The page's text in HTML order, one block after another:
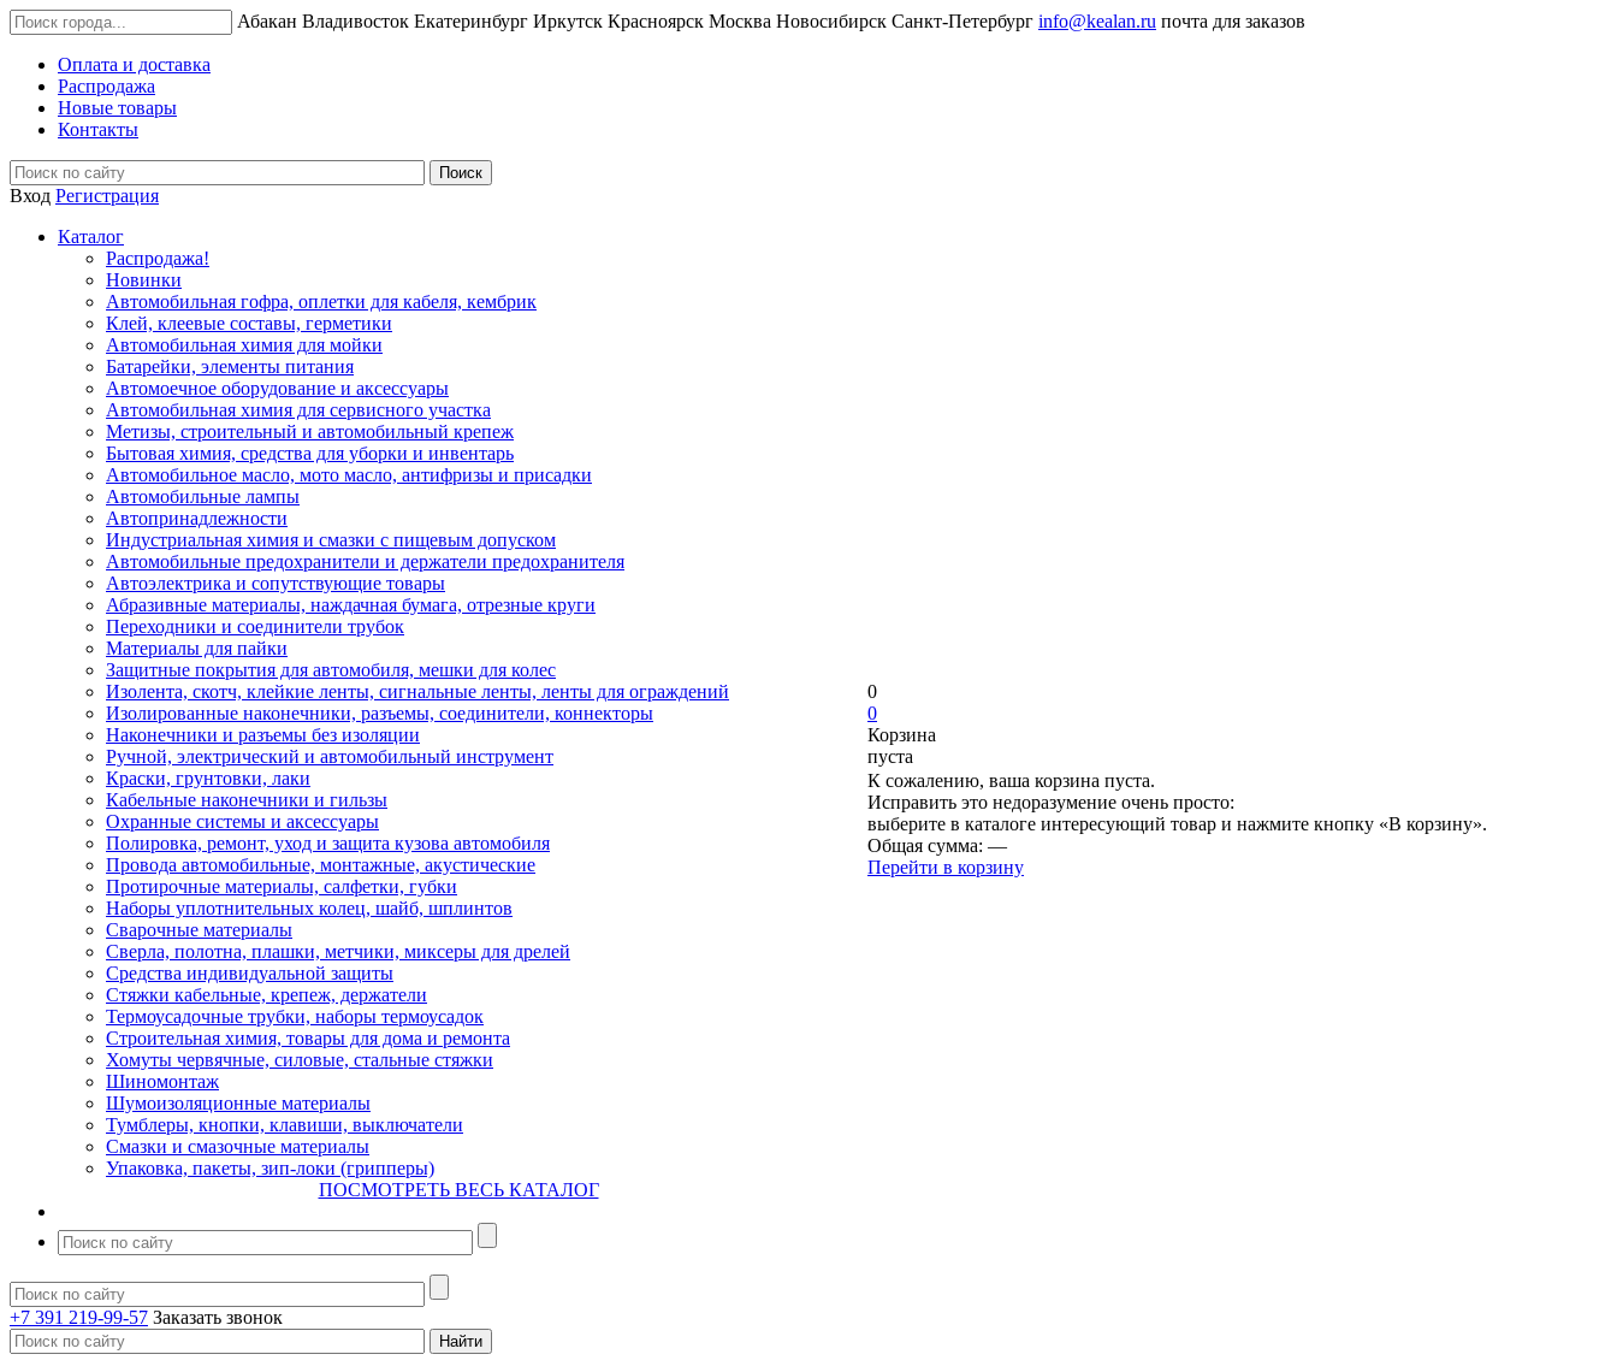
Абакан Владивосток Екатеринбург Иркутск Красноярск Москва Новосибирск Санкт-Петербург info@kealan.ru почта для заказов
Оплата и доставка
Распродажа
Новые товары
Контакты
Вход Регистрация
Каталог
Распродажа!
Новинки
Автомобильная гофра, оплетки для кабеля, кембрик
Клей, клеевые составы, герметики
Автомобильная химия для мойки
Батарейки, элементы питания
Автомоечное оборудование и аксессуары
Автомобильная химия для сервисного участка
Метизы, строительный и автомобильный крепеж
Бытовая химия, средства для уборки и инвентарь
Автомобильное масло, мото масло, антифризы и присадки
Автомобильные лампы
Автопринадлежности
Индустриальная химия и смазки с пищевым допуском
Автомобильные предохранители и держатели предохранителя
Автоэлектрика и сопутствующие товары
Абразивные материалы, наждачная бумага, отрезные круги
Переходники и соединители трубок
Материалы для пайки
Защитные покрытия для автомобиля, мешки для колес
Изолента, скотч, клейкие ленты, сигнальные ленты, ленты для ограждений
Изолированные наконечники, разъемы, соединители, коннекторы
Наконечники и разъемы без изоляции
Ручной, электрический и автомобильный инструмент
Краски, грунтовки, лаки
Кабельные наконечники и гильзы
Охранные системы и аксессуары
Полировка, ремонт, уход и защита кузова автомобиля
Провода автомобильные, монтажные, акустические
Протирочные материалы, салфетки, губки
Наборы уплотнительных колец, шайб, шплинтов
Сварочные материалы
Сверла, полотна, плашки, метчики, миксеры для дрелей
Средства индивидуальной защиты
Стяжки кабельные, крепеж, держатели
Термоусадочные трубки, наборы термоусадок
Строительная химия, товары для дома и ремонта
Хомуты червячные, силовые, стальные стяжки
Шиномонтаж
Шумоизоляционные материалы
Тумблеры, кнопки, клавиши, выключатели
Смазки и смазочные материалы
Упаковка, пакеты, зип-локи (грипперы)
ПОСМОТРЕТЬ ВЕСЬ КАТАЛОГ
+7 391 219-99-57 Заказать звонок
0
0
Корзина
пуста
К сожалению, ваша корзина пуста.
Исправить это недоразумение очень просто:
выберите в каталоге интересующий товар и нажмите кнопку «В корзину».
Общая сумма: —
Перейти в корзину